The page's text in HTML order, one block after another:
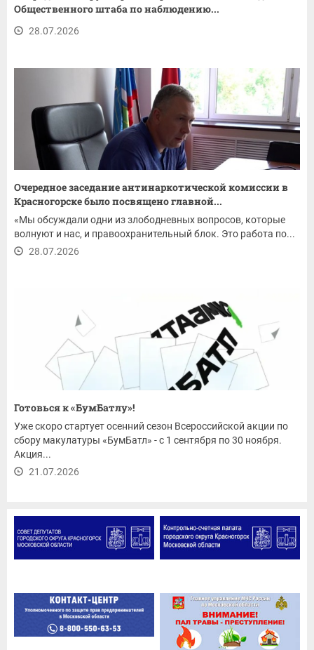
Общественного штаба по наблюдению...
28.07.2026
Очередное заседание антинаркотической комиссии в
Красногорске было посвящено главной...
«Мы обсуждали одни из злободневных вопросов, которые
волнуют и нас, и правоохранительный блок. Это работа по...
28.07.2026
Готовься к «БумБатлу»!
Уже скоро стартует осенний сезон Всероссийской акции по
сбору макулатуры «БумБатл» - с 1 сентября по 30 ноября.
Акция...
21.07.2026